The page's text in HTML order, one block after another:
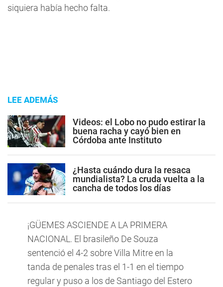
siquiera había hecho falta.
LEE ADEMÁS
Videos: el Lobo no pudo estirar la
buena racha y cayó bien en
Córdoba ante Instituto
¿Hasta cuándo dura la resaca
mundialista? La cruda vuelta a la
cancha de todos los días
¡GÜEMES ASCIENDE A LA PRIMERA
NACIONAL. El brasileño De Souza
sentenció el 4-2 sobre Villa Mitre en la
tanda de penales tras el 1-1 en el tiempo
regular y puso a los de Santiago del Estero